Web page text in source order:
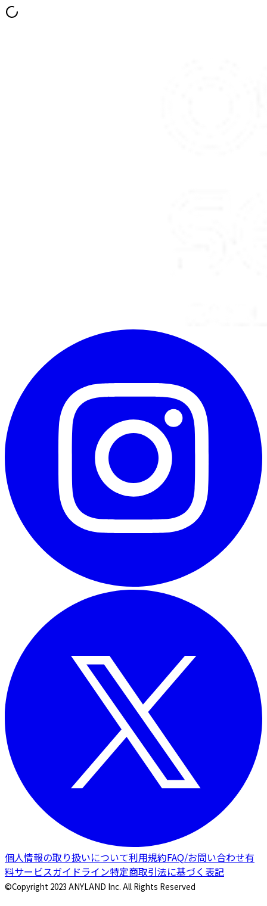
個人情報の取り扱いについて利用規約FAQ/お問い合わせ有
料サービスガイドライン特定商取引法に基づく表記
©Copyright 2023 ANYLAND Inc. All Rights Reserved